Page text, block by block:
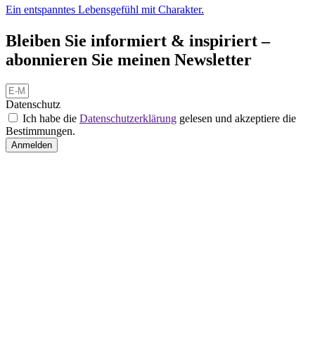
Ein entspanntes Lebensgefühl mit Charakter.
Bleiben Sie informiert & inspiriert –
abonnieren Sie meinen Newsletter
Datenschutz
Ich habe die Datenschutzerklärung gelesen und akzeptiere die
Bestimmungen.
Anmelden